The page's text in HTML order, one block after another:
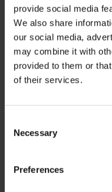
provide social media
We also share
our social media,
may combine it with
provided to them or
of their services.
Selection
Necessary
Preferences
Bekijk hier de video